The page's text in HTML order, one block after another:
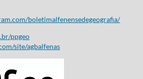
boletimalfenensedegeografia/
ppgeo
site/agbalfenas